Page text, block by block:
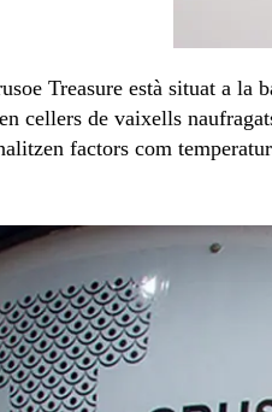
Treasure està situat a la
cellers de vaixells
factors com